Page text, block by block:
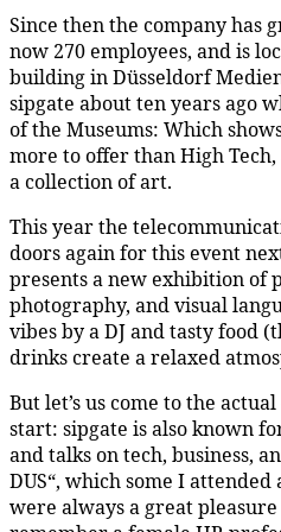
Since then the company has
now 270 employees, and is
building in Düsseldorf
sipgate about ten years ago
of the Museums: Which
more to offer than High
a collection of art.
This year the
doors again for this event
presents a new exhibition of
photography, and visual
vibes by a DJ and tasty food
drinks create a relaxed
But let’s us come to the
start: sipgate is also known
and talks on tech, business,
DUS“, which some I
were always a great